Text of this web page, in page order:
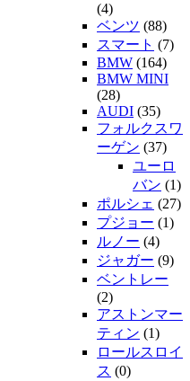
(4)
ベンツ (88)
スマート (7)
BMW (164)
BMW MINI
(28)
AUDI (35)
フォルクスワ
ーゲン (37)
ユーロ
バン (1)
ポルシェ (27)
プジョー (1)
ルノー (4)
ジャガー (9)
ベントレー
(2)
アストンマー
ティン (1)
ロールスロイ
ス (0)